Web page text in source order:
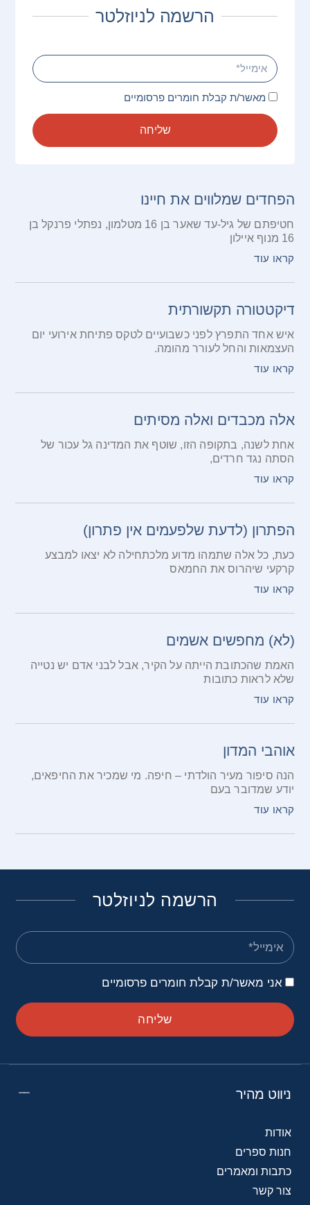
הרשמה לניוזלטר
מאשר/ת קבלת חומרים פרסומיים
שליחה
הפחדים שמלווים את חיינו
חטיפתם של גיל-עד שאער בן 16 מטלמון, נפתלי פרנקל בן
16 מנוף איילון
קראו עוד
דיקטטורה תקשורתית
איש אחד התפרץ לפני כשבועיים לטקס פתיחת אירועי יום
העצמאות והחל לעורר מהומה.
קראו עוד
אלה מכבדים ואלה מסיתים
אחת לשנה, בתקופה הזו, שוטף את המדינה גל עכור של
הסתה נגד חרדים,
קראו עוד
הפתרון (לדעת שלפעמים אין פתרון)
כעת, כל אלה שתמהו מדוע מלכתחילה לא יצאו למבצע
קרקעי שיהרוס את החמאס
קראו עוד
(לא) מחפשים אשמים
האמת שהכתובת הייתה על הקיר, אבל לבני אדם יש נטייה
שלא לראות כתובות
קראו עוד
אוהבי המדון
הנה סיפור מעיר הולדתי – חיפה. מי שמכיר את החיפאים,
יודע שמדובר בעם
קראו עוד
הרשמה לניוזלטר
אני מאשר/ת קבלת חומרים פרסומיים
שליחה
ניווט מהיר
אודות
חנות ספרים
כתבות ומאמרים
צור קשר